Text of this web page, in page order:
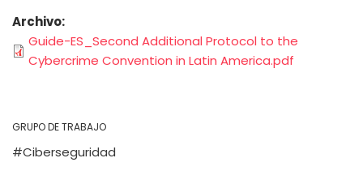
Archivo
Guide-ES_Second Additional Protocol to the
Cybercrime Convention in Latin America.pdf
GRUPO DE TRABAJO
Ciberseguridad